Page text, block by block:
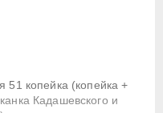
51 копейка (копейка +
Кадашевского и